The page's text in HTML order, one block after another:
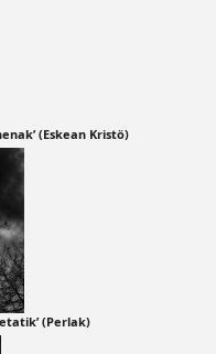
(Eskean Kristö)
(Perlak)